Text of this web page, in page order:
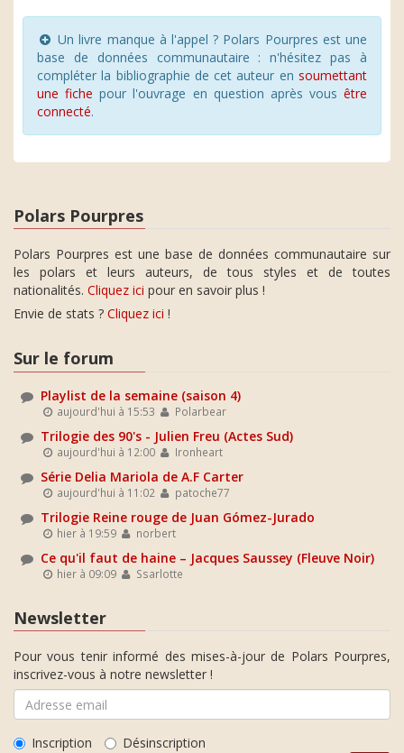
Un livre manque à l'appel ? Polars Pourpres est une
base de données communautaire : n'hésitez pas à
compléter la bibliographie de cet auteur en soumettant
une fiche pour l'ouvrage en question après vous être
connecté.
Polars Pourpres
Polars Pourpres est une base de données communautaire sur
les polars et leurs auteurs, de tous styles et de toutes
nationalités. Cliquez ici pour en savoir plus !
Envie de stats ? Cliquez ici !
Sur le forum
Playlist de la semaine (saison 4)
aujourd'hui à 15:53 Polarbear
Trilogie des 90's - Julien Freu (Actes Sud)
aujourd'hui à 12:00 Ironheart
Série Delia Mariola de A.F Carter
aujourd'hui à 11:02 patoche77
Trilogie Reine rouge de Juan Gómez-Jurado
hier à 19:59 norbert
Ce qu'il faut de haine – Jacques Saussey (Fleuve Noir)
hier à 09:09 Ssarlotte
Newsletter
Pour vous tenir informé des mises-à-jour de Polars Pourpres,
inscrivez-vous à notre newsletter !
Inscription Désinscription